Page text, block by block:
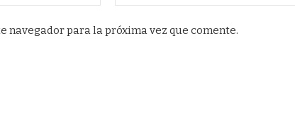
navegador para la próxima vez que comente.